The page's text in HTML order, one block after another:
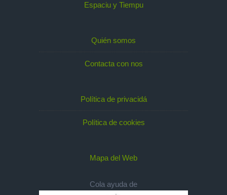
Espaciu y Tiempu
Quién somos
Contacta con nos
Política de privacidá
Política de cookies
Mapa del Web
Cola ayuda de